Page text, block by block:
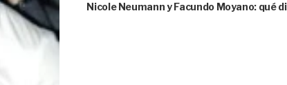
Nicole Neumann y Facundo Moyano: qué